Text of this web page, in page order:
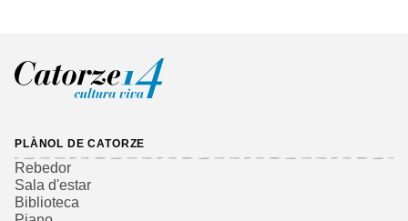
PLÀNOL DE CATORZE
Rebedor
Sala d'estar
Biblioteca